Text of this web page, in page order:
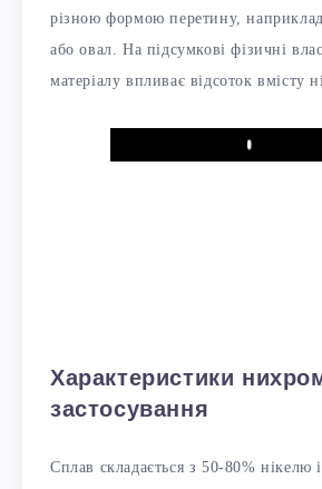
різною формою перетину,
або овал. На підсумкові фізичні
матеріалу впливає відсоток вмісту
Play
Характеристики
застосування
Сплав складається з 50-80% нікелю